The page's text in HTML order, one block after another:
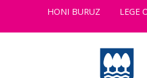
HONI BURUZ LEGE